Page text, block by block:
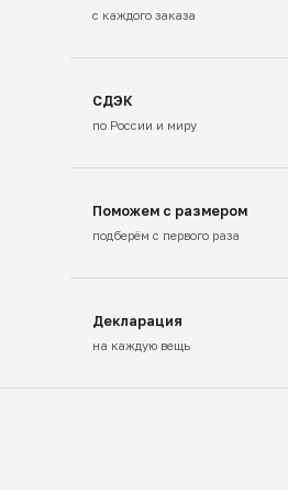
с каждого заказа
СДЭК
по России и миру
Поможем с размером
подберём с первого раза
Декларация
на каждую вещь